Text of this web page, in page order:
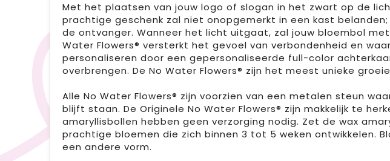
Met het plaatsen van jouw logo of slogan in het zwart op de
prachtige geschenk zal niet onopgemerkt in een kast
de ontvanger. Wanneer het licht uitgaat, zal jouw bloembol
Water Flowers® versterkt het gevoel van verbondenheid en
personaliseren door een gepersonaliseerde full-color
overbrengen. De No Water Flowers® zijn het meest unieke
Alle No Water Flowers® zijn voorzien van een metalen steun
blijft staan. De Originele No Water Flowers® zijn makkelijk te
amaryllisbollen hebben geen verzorging nodig. Zet de wax
prachtige bloemen die zich binnen 3 tot 5 weken ontwikkelen.
een andere vorm.